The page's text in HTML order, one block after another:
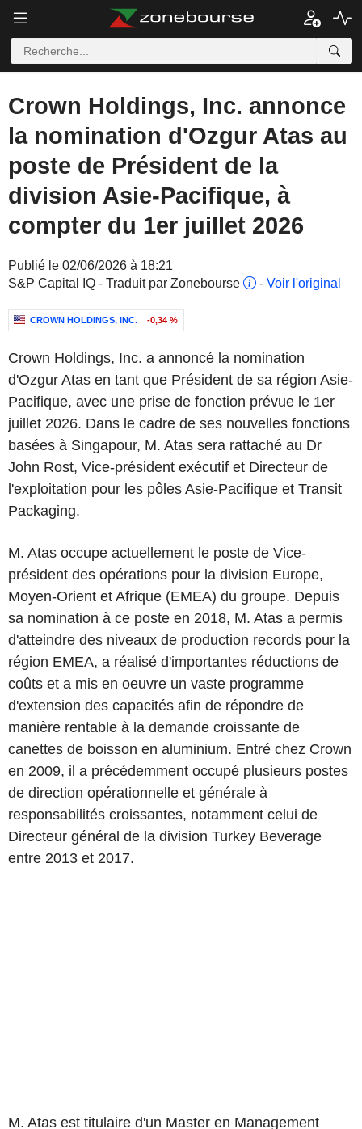
Crown Holdings, Inc. annonce
la nomination d'Ozgur Atas au
poste de Président de la
division Asie-Pacifique, à
compter du 1er juillet 2026
Publié le 02/06/2026 à 18:21
S&P Capital IQ - Traduit par Zonebourse
- Voir l'original
CROWN HOLDINGS, INC. -0,34 %
Crown Holdings, Inc. a annoncé la nomination
d'Ozgur Atas en tant que Président de sa région Asie-
Pacifique, avec une prise de fonction prévue le 1er
juillet 2026. Dans le cadre de ses nouvelles fonctions
basées à Singapour, M. Atas sera rattaché au Dr
John Rost, Vice-président exécutif et Directeur de
l'exploitation pour les pôles Asie-Pacifique et Transit
Packaging.
M. Atas occupe actuellement le poste de Vice-
président des opérations pour la division Europe,
Moyen-Orient et Afrique (EMEA) du groupe. Depuis
sa nomination à ce poste en 2018, M. Atas a permis
d'atteindre des niveaux de production records pour la
région EMEA, a réalisé d'importantes réductions de
coûts et a mis en oeuvre un vaste programme
d'extension des capacités afin de répondre de
manière rentable à la demande croissante de
canettes de boisson en aluminium. Entré chez Crown
en 2009, il a précédemment occupé plusieurs postes
de direction opérationnelle et générale à
responsabilités croissantes, notamment celui de
Directeur général de la division Turkey Beverage
entre 2013 et 2017.
M. Atas est titulaire d'un Master en Management